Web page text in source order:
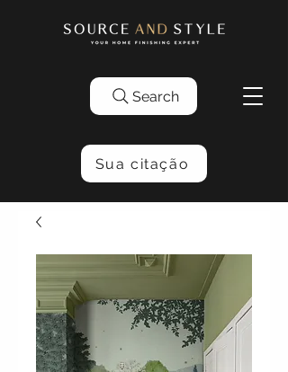
Search
Sua citação